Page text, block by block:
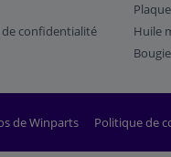
confidentialité
Huile
de Winparts Politique de